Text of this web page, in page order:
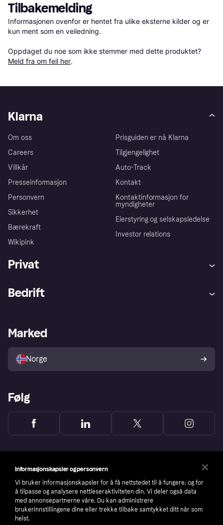
Tilbakemelding
Informasjonen ovenfor er hentet fra ulike eksterne kilder og er
kun ment som en veiledning.
Oppdaget du noe som ikke stemmer med dette produktet?
Meld fra om feil her.
Klarna
Om oss
Careers
Villkår
Presseinformasjon
Personvern
Sikkerhet
Bærekraft
Wikipink
Prisguiden er nå Klarna
Tilgjengelighet
Auto-Track
Kontakt
Kontaktinformasjon for
myndigheter
Eierstyring og selskapsledelse
Investor relations
Privat
Utforsk butikker
Bedrift
Merchant portal
Marked
Norge
Følg
Informasjonskapsler og personvern
Vi bruker informasjonskapsler for å få nettstedet til å fungere, og for
å tilpasse og analysere nettleseraktiviteten din. Vi deler også data
med annonsepartnerne våre. Du kan administrere
brukerinnstillingene dine eller trekke tilbake samtykket ditt når som
helst.